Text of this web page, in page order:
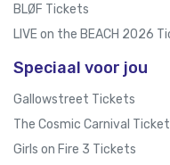
BLØF Tickets
LIVE on the BEACH 2026
Speciaal voor jou
Gallowstreet Tickets
The Cosmic Carnival
Girls on Fire 3 Tickets